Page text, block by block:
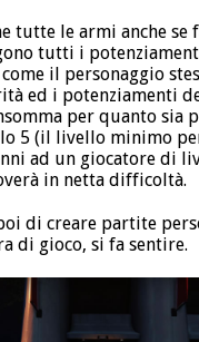
tutte le armi anche se
tutti i
il personaggio
ed i potenziamenti
per quanto sia
5 (il livello minimo
ad un giocatore di
in netta difficoltà.
di creare partite
di gioco, si fa sentire.